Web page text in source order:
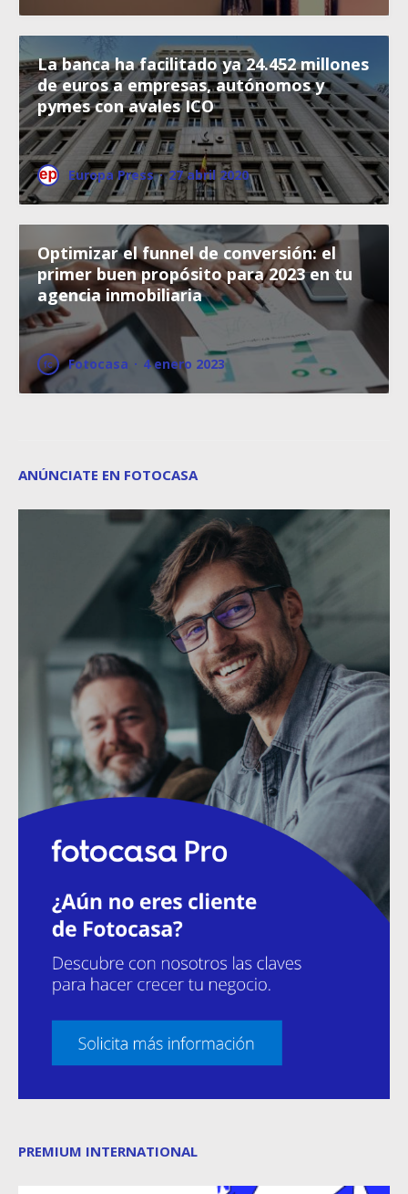
La banca ha facilitado ya 24.452 millones
de euros a empresas, autónomos y
pymes con avales ICO
Europa Press · 27 abril 2020
Optimizar el funnel de conversión: el
primer buen propósito para 2023 en tu
agencia inmobiliaria
Fotocasa · 4 enero 2023
ANÚNCIATE EN FOTOCASA
PREMIUM INTERNATIONAL